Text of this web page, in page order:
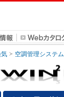
気 空調管理システム